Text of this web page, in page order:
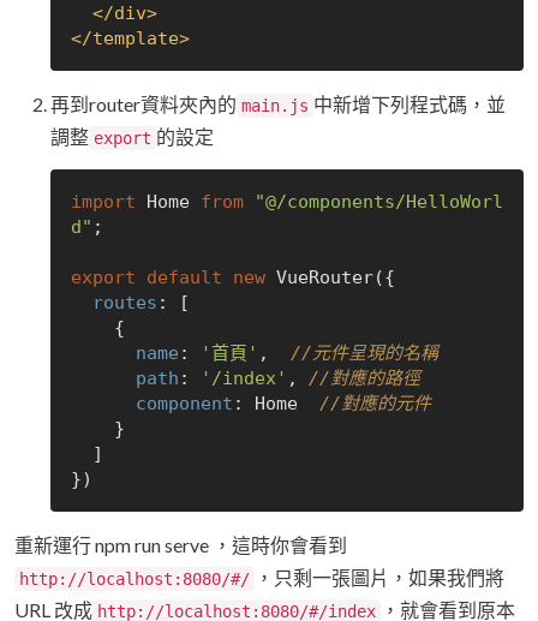
</div>
</template>
再到router資料夾內的 main.js 中新增下列程式碼，並
調整 export 的設定
import Home from
"@/components/HelloWorl
d" ;
export default new VueRouter({
routes : [
name : '首頁' , //元件呈現的名稱
path : '/index' , //對應的路徑
component : Home //對應的元件
重新運行 npm run serve ，這時你會看到
http://localhost:8080/#/
，只剩一張圖片，如果我們將
URL 改成 http://localhost:8080/#/index
，就會看到原本